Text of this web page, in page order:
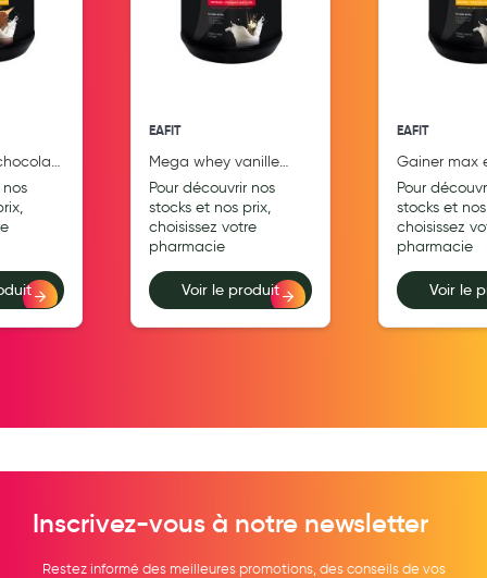
Régimes médicaux
Gemmothérapie
Compléments alimentaires
Médicaments et Santé
Premiers soins
Antibactériens
Nutrition clinique
EAFIT
Mega whey vanille
eafit 750g
Pour découvrir nos
stocks et nos prix,
choisissez votre
pharmacie
Voir le produit
EAFIT
Gainer max
caramel 1,1
Pour
stocks et
choisissez
pharmacie
Voir le
Inscrivez-vous à notre newsletter
Restez informé des meilleures promotions, des conseils de vos